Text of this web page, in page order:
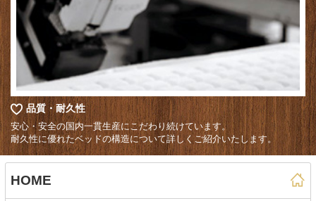
品質・耐久性
安心・安全の国内一貫生産にこだわり続けています。
耐久性に優れたベッドの構造について詳しくご紹介いたします。
HOME